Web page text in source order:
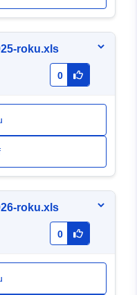
roku.xls
0
roku.xls
0